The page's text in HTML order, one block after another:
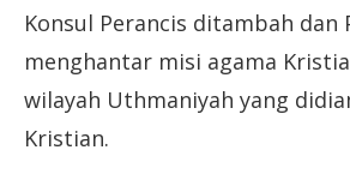
Konsul Perancis ditambah dan
menghantar misi agama
wilayah Uthmaniyah yang
Kristian.